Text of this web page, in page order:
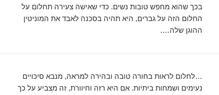
בכך שהוא מחפש טובות נשים. כדי שאישה צעירה תחלום על
החלום הזה על גברים, היא תהיה בסכנה לאבד את המוניטין
ההוגן שלה….
…לחלום לראות בחורה טובה ובהירה למראה, מנבא סיכויים
נעימים ושמחות ביתיות. אם היא רזה וחיוורת, זה מצביע על כך